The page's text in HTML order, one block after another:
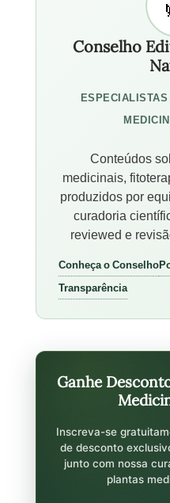
Conselho
Conteúdos
medicinais,
produzidos por
curadoria
reviewed e
Conheça o Conselho
Transparência
Ganhe
Inscreva-se
de desconto
junto com nossa
plantas